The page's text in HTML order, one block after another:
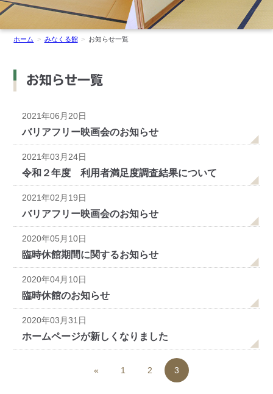
ホーム みなくる館 お知らせ一覧
お知らせ一覧
2021年06月20日
バリアフリー映画会のお知らせ
2021年03月24日
令和２年度 利用者満足度調査結果について
2021年02月19日
バリアフリー映画会のお知らせ
2020年05月10日
臨時休館期間に関するお知らせ
2020年04月10日
臨時休館のお知らせ
2020年03月31日
ホームページが新しくなりました
« 1 2 3